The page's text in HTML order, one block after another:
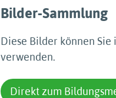
Bilder-Sammlung
Diese Bilder können
verwenden.
Direkt zum